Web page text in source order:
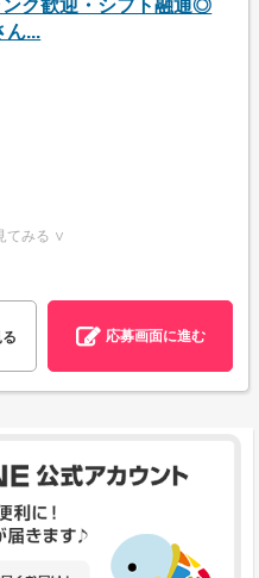
ンク歓迎・シフト融通◎
ん...
てみる ∨
応募画面に進む